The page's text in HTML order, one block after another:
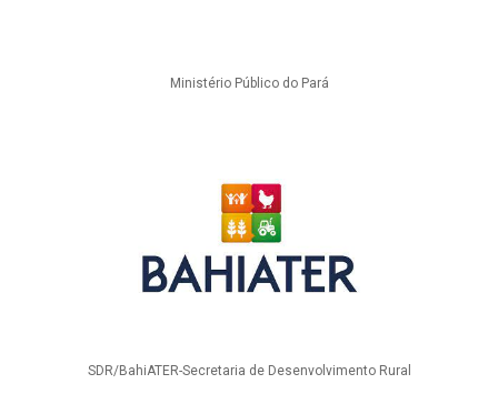
Ministério Público do Pará
SDR/BahiATER-Secretaria de Desenvolvimento Rural